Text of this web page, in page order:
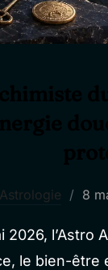
Astrologie 8
2026, l’Astro
le bien-